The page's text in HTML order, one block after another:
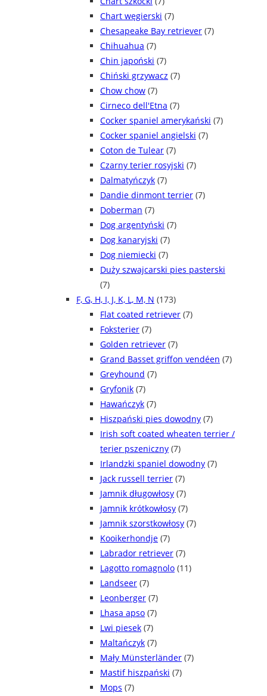
Chart węgierski (7)
Chesapeake Bay retriever (7)
Chihuahua (7)
Chin japoński (7)
Chiński grzywacz (7)
Chow chow (7)
Cirneco dell'Etna (7)
Cocker spaniel amerykański (7)
Cocker spaniel angielski (7)
Coton de Tulear (7)
Czarny terier rosyjski (7)
Dalmatyńczyk (7)
Dandie dinmont terrier (7)
Doberman (7)
Dog argentyński (7)
Dog kanaryjski (7)
Dog niemiecki (7)
Duży szwajcarski pies pasterski
(7)
F, G, H, I, J, K, L, M, N (173)
Flat coated retriever (7)
Foksterier (7)
Golden retriever (7)
Grand Basset griffon vendéen (7)
Greyhound (7)
Gryfonik (7)
Hawańczyk (7)
Hiszpański pies dowodny (7)
Irish soft coated wheaten terrier /
terier pszeniczny (7)
Irlandzki spaniel dowodny (7)
Jack russell terrier (7)
Jamnik długowłosy (7)
Jamnik krótkowłosy (7)
Jamnik szorstkowłosy (7)
Kooikerhondje (7)
Labrador retriever (7)
Lagotto romagnolo (11)
Landseer (7)
Leonberger (7)
Lhasa apso (7)
Lwi piesek (7)
Maltańczyk (7)
Mały Münsterländer (7)
Mastif hiszpański (7)
Mops (7)